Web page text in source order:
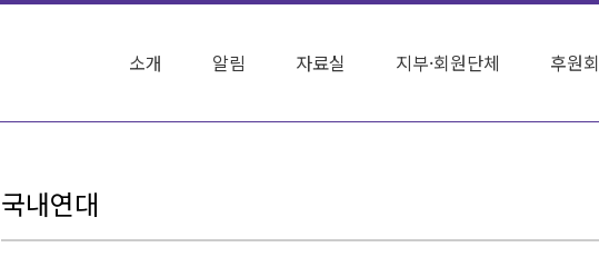
소개 알림 자료실 지부·회원단체 후원회
국내연대